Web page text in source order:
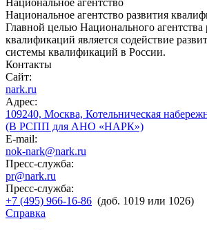
Национальное агентство
Национальное агентство развития
Главной целью Национального агентства
квалификаций является содействие
системы квалификаций в России.
Контакты
Сайт:
nark.ru
Адрес:
109240, Москва, Котельническая
(В РСПП для АНО «НАРК»)
E-mail:
nok-nark@nark.ru
Пресс-служба:
pr@nark.ru
Пресс-служба:
+7 (495) 966-16-86 (доб. 1019 или 1026)
Справка